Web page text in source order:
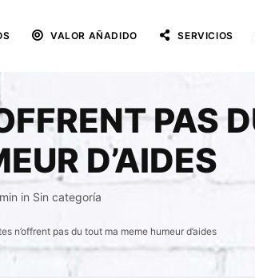
VALOR AÑADIDO SERVICIOS
PAS
D’AIDES
in Sin categoría
n’offrent pas du tout ma meme humeur d’aides